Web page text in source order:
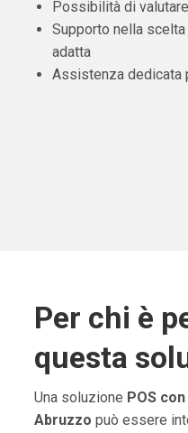
Possibilità di
Supporto nella
adatta
Assistenza dedicata
Per chi è
questa
Una soluzione POS
Abruzzo può essere